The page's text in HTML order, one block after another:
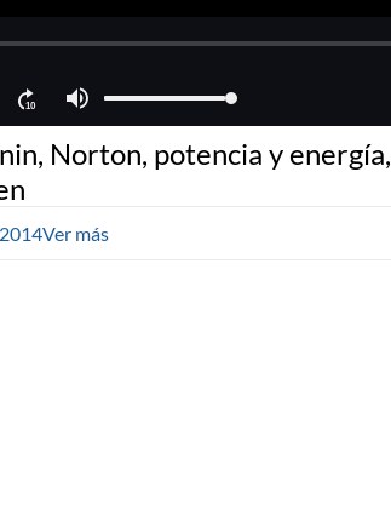
Norton, potencia y energía,
Ver más